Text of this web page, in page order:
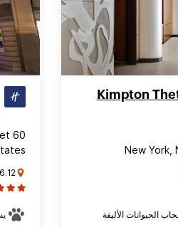
Kimpton
New York,
الحيوانات الأليفة
60 West 36th Street
6.12 ميل (9.85 كم) من لاجارديا (LGA)